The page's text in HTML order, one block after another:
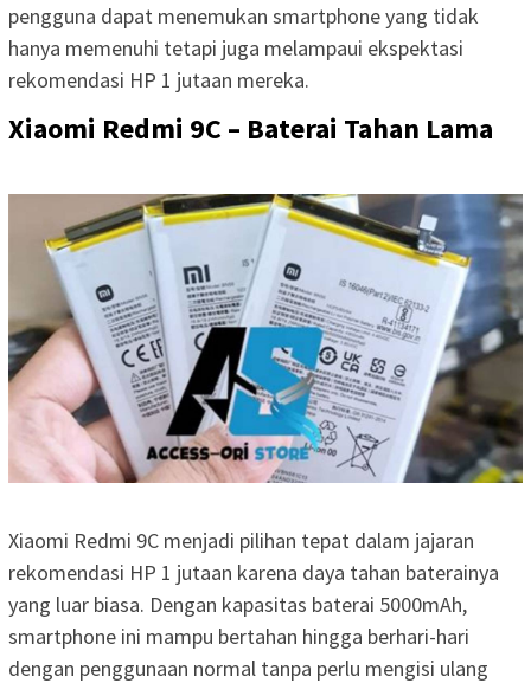
pengguna dapat menemukan smartphone yang tidak
hanya memenuhi tetapi juga melampaui ekspektasi
rekomendasi HP 1 jutaan mereka.
Xiaomi Redmi 9C – Baterai Tahan Lama
Xiaomi Redmi 9C menjadi pilihan tepat dalam jajaran
rekomendasi HP 1 jutaan karena daya tahan baterainya
yang luar biasa. Dengan kapasitas baterai 5000mAh,
smartphone ini mampu bertahan hingga berhari-hari
dengan penggunaan normal tanpa perlu mengisi ulang